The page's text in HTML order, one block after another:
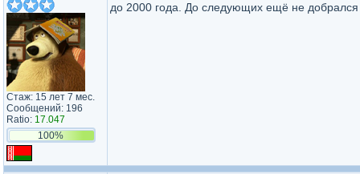
Стаж: 15 лет 7 мес.
Сообщений: 196
Ratio: 17.047
100%
до 2000 года. До следующих ещё не